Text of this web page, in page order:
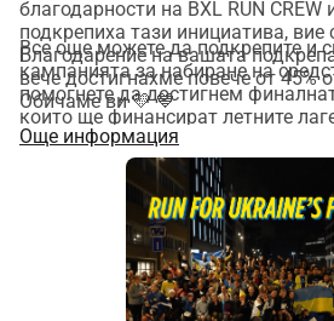
Пласт, най-
скаутска
също съм член в
опит, че Пласт е
развитието на
лидерство и
благодарности на BXL RUN CREW
подкрепиха тази инициатива, вие
Благодарение на вашата
вече достигнахме повече от 45%
Обичаме ви 💛 💙
Все още можете да подкрепите и
кампанията за набиране на
помогнете да достигнем
които ще финансират летните
Украйна, пострадали от войната:
https://whydonate.com/en/
Още информация